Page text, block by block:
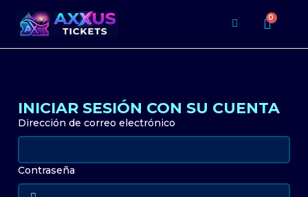
INICIAR SESIÓN CON SU CUENTA
Dirección de correo electrónico
Contraseña